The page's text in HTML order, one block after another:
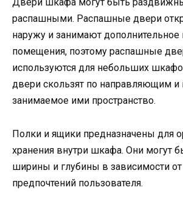
Двери шкафа могут быть
распашными. Распашные двери
наружу и занимают дополнительное
помещения, поэтому распашные
используются для небольших
двери скользят по направляющим и
занимаемое ими пространство.
Полки и ящики предназначены для
хранения внутри шкафа. Они могут
ширины и глубины в зависимости от
предпочтений пользователя.